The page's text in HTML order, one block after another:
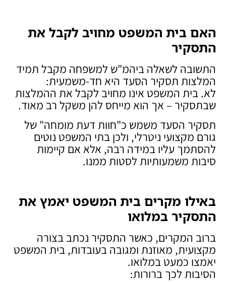
האם בית המשפט מחויב לקבל את
התסקיר
התשובה לשאלה ביהמ"ש למשפחה מקבל תמיד
המלצות תסקיר הסעד היא חד-משמעית:
לא. בית המשפט אינו מחויב לקבל את ההמלצות
שבתסקיר – אך הוא מייחס להן משקל רב מאוד.
תסקיר הסעד משמש כ"חוות דעת מומחה" של
גורם מקצועי ניטרלי, ולכן בתי המשפט נוטים
להסתמך עליו במידה רבה, אלא אם קיימות
סיבות משמעותיות לסטות ממנו.
באילו מקרים בית המשפט יאמץ את
התסקיר במלואו
ברוב המקרים, כאשר התסקיר נכתב בצורה
מקצועית, מאוזנת ומגובה בעובדות, בית המשפט
יאמצו כמעט במלואו.
הסיבות לכך ברורות: